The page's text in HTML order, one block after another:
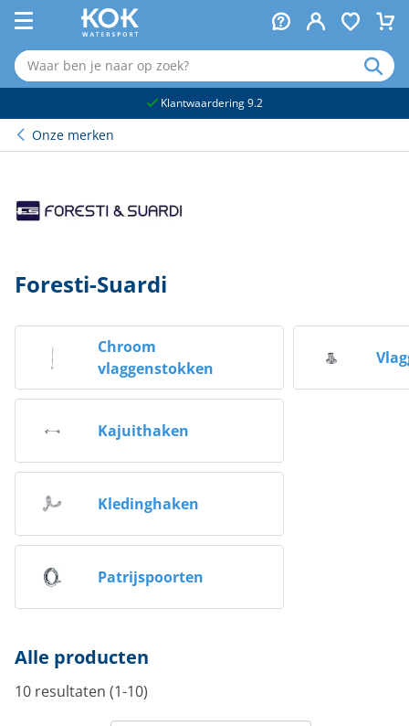
Klantwaardering 9.2
Onze merken
Foresti-Suardi
Chroom
vlaggenstokken
Kajuithaken
Kledinghaken
Patrijspoorten
Alle producten
10 resultaten (1-10)